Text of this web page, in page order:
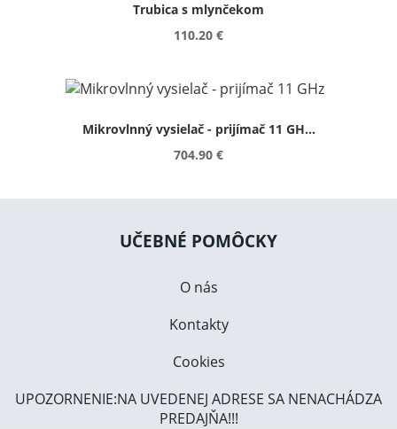
Trubica s mlynčekom
110.20 €
Mikrovlnný vysielač - prijímač 11 GH...
704.90 €
UČEBNÉ POMÔCKY
O nás
Kontakty
Cookies
UPOZORNENIE:NA UVEDENEJ ADRESE SA NENACHÁDZA
PREDAJŇA!!!